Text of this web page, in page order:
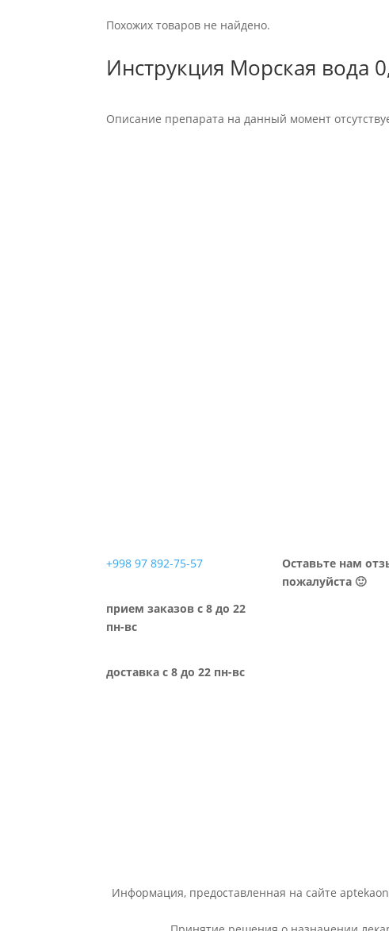
Похожих товаров не найдено.
Инструкция Морская вода
Описание препарата на данный момент
+998 97 892-75-57
прием заказов с 8 до 22
пн-вс
доставка с 8 до 22 пн-вс
Оставьте нам
пожалуйста 🙂
Информация, предоставленная на сайте